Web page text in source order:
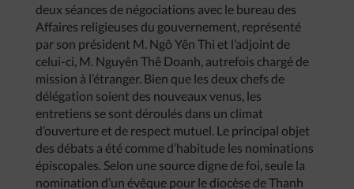
deux séances de négociations avec le bureau des
Affaires religieuses du gouvernement, représenté
par son président M. Ngô Yên Thi et l’adjoint de
celui-ci, M. Nguyên Thê Doanh, autrefois chargé de
mission à l’étranger. Bien que les deux chefs de
délégation soient des nouveaux venus, les
entretiens se sont déroulés dans un climat
d’ouverture et de respect mutuel. Le principal objet
des débats a été comme d’habitude les nominations
épiscopales. Selon une source digne de foi, seule la
nomination d’un évêque pour le diocèse de Thanh